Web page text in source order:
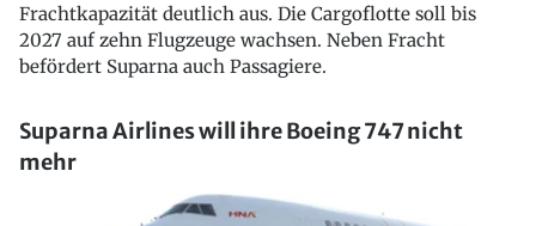
Frachtkapazität deutlich aus. Die Cargoflotte soll bis
2027 auf zehn Flugzeuge wachsen. Neben Fracht
befördert Suparna auch Passagiere.
Suparna Airlines will ihre Boeing 747 nicht
mehr